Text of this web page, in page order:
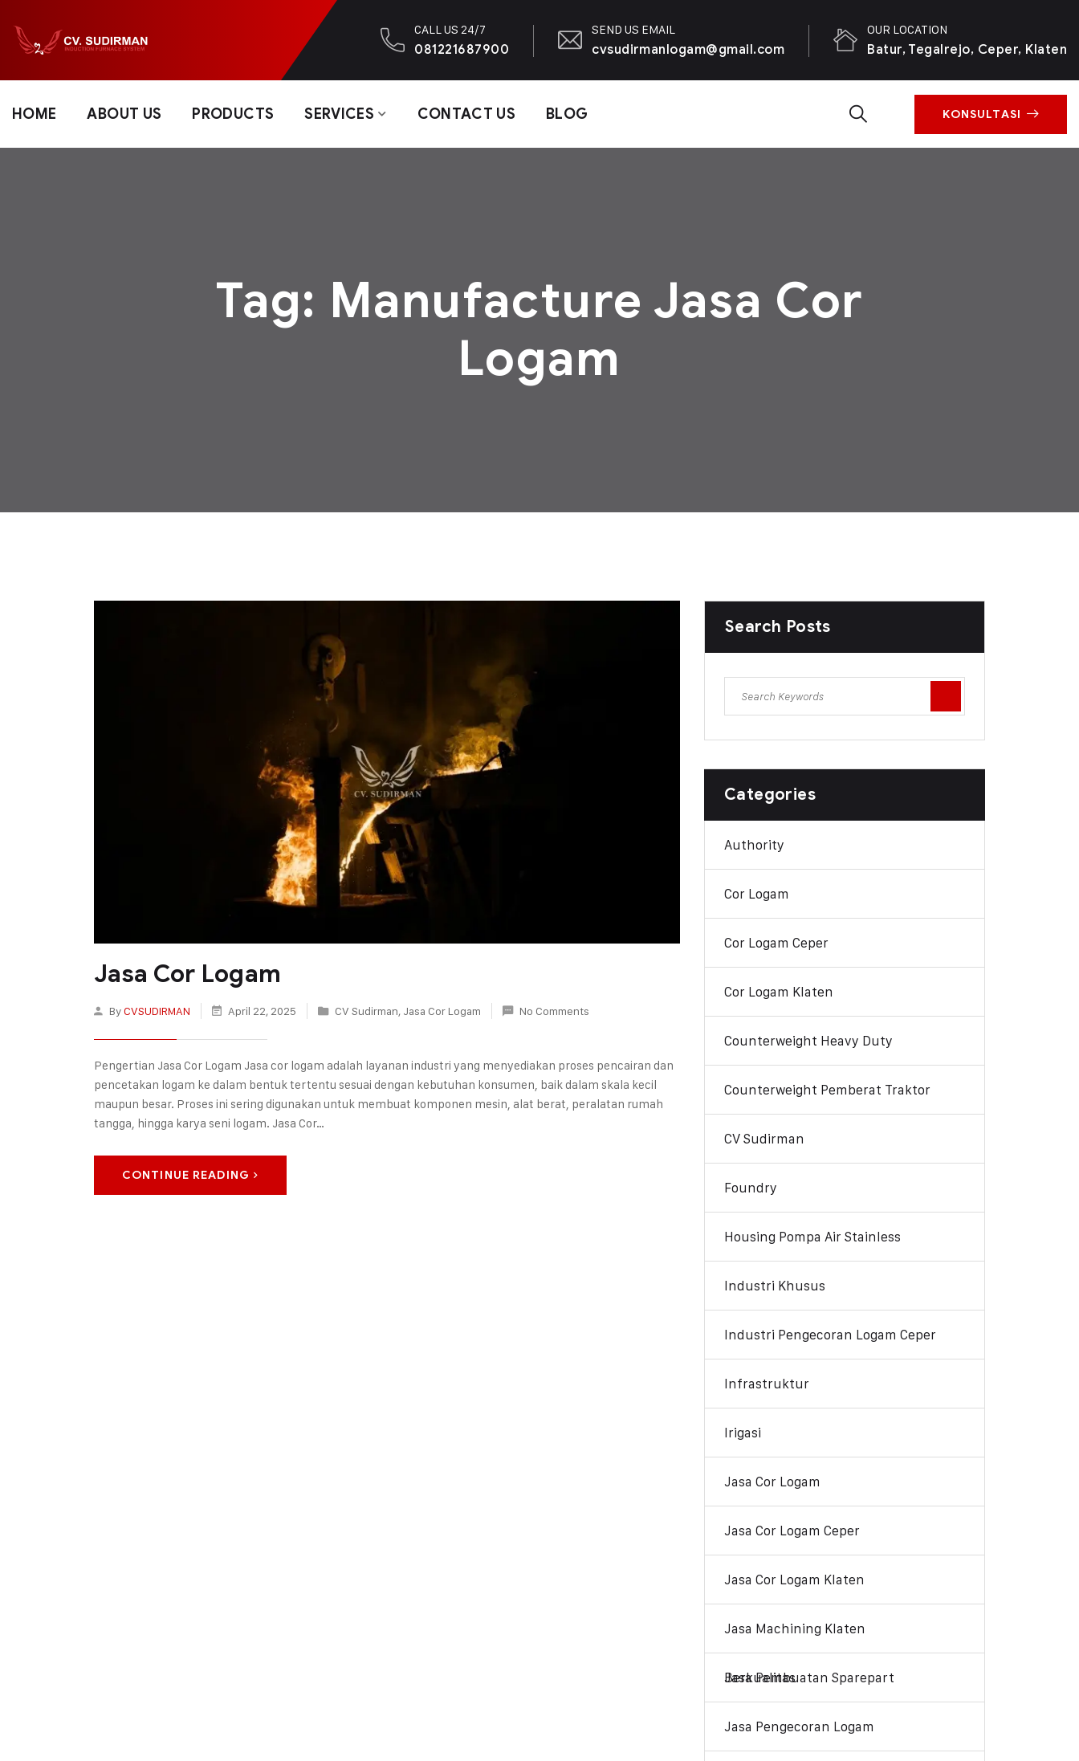
CALL US 24/7
081221687900
SEND US EMAIL
cvsudirmanlogam@gmail.com
OUR LOCATION
Batur, Tegalrejo, Ceper, Klaten
HOME ABOUT US PRODUCTS SERVICES CONTACT US BLOG KONSULTASI
Tag: Manufacture Jasa Cor
Logam
Jasa Cor Logam
ByCVSUDIRMAN April 22, 2025 CV Sudirman, Jasa Cor Logam No Comments
Pengertian Jasa Cor Logam Jasa cor logam adalah layanan industri yang menyediakan proses pencairan dan
pencetakan logam ke dalam bentuk tertentu sesuai dengan kebutuhan konsumen, baik dalam skala kecil
maupun besar. Proses ini sering digunakan untuk membuat komponen mesin, alat berat, peralatan rumah
tangga, hingga karya seni logam. Jasa Cor…
CONTINUE READING
Search Posts
Categories
Authority
Cor Logam
Cor Logam Ceper
Cor Logam Klaten
Counterweight Heavy Duty
Counterweight Pemberat Traktor
CV Sudirman
Foundry
Housing Pompa Air Stainless
Industri Khusus
Industri Pengecoran Logam Ceper
Infrastruktur
Irigasi
Jasa Cor Logam
Jasa Cor Logam Ceper
Jasa Cor Logam Klaten
Jasa Machining Klaten
Jasa Pembuatan Sparepart Berkualitas
Jasa Pengecoran Logam